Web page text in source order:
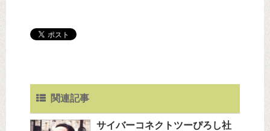
関連記事
サイバーコネクトツーぴろし社